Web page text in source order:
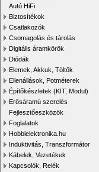
Autó HiFi
Biztosítékok
Csatlakozók
Csomagolás és tárolás
Digitális áramkörök
Diódák
Elemek, Akkuk, Töltők
Ellenállások, Potméterek
Építőkészletek (KIT, Modul)
Erősáramú szerelés
Fejlesztőeszközök
Foglalatok
Hobbielektronika.hu
Induktivitás, Transzformátor
Kábelek, Vezetékek
Kapcsolók, Relék